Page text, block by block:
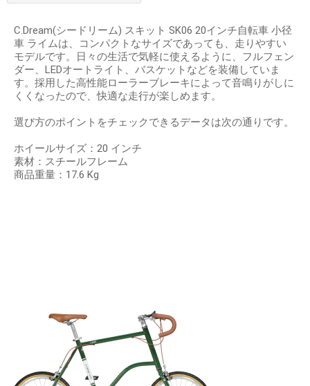
C.Dream(シードリーム) スキット SK06 20インチ自転車 小径
車 ライムは、コンパクトなサイズであっても、走りやすい
モデルです。日々の生活で気軽に使えるように、フルフェン
ダー、LEDオートライト、バスケットなどを装備していま
す。採用した高性能ローラーブレーキによって音鳴りがしに
くくなったので、快適な走行が楽しめます。
選び方のポイントをチェックできるデータは次の通りです。
ホイールサイズ：20 インチ
素材：スチールフレーム
商品重量：17.6 Kg